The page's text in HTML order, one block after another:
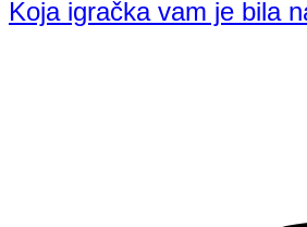
Koja igračka vam je bila